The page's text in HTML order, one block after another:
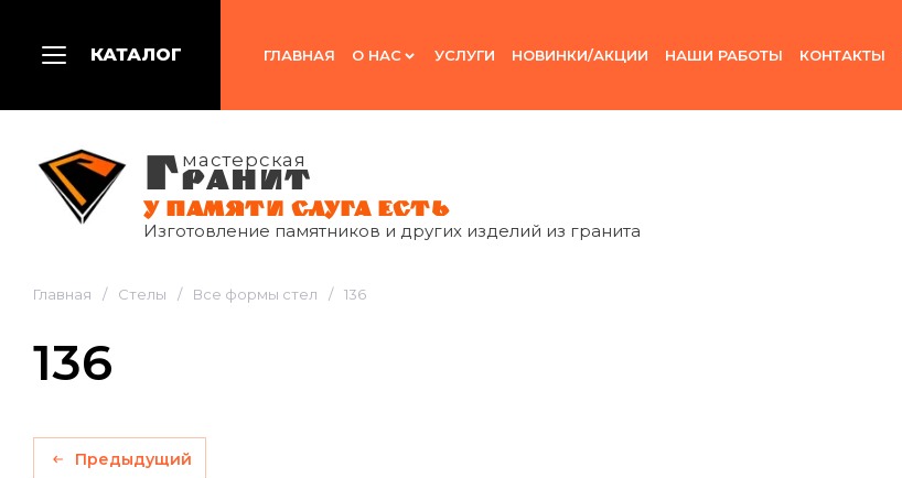
КАТАЛОГ ГЛАВНАЯ О НАС УСЛУГИ НОВИНКИ/АКЦИИ НАШИ РАБОТЫ КОНТАКТЫ
мастерская
ГРАНИТ
У ПАМЯТИ СЛУГА ЕСТЬ
Изготовление памятников и других изделий из гранита
Главная / Стелы / Все формы стел / 136
136
Предыдущий